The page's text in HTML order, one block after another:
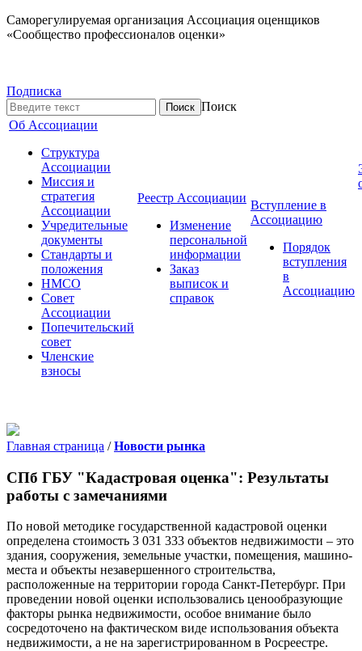
Саморегулируемая организация Ассоциация оценщиков
«Сообщество профессионалов оценки»
Подписка
Поиск
Об Ассоциации
Структура
Ассоциации
Миссия и
стратегия
Ассоциации
Учредительные
документы
Стандарты и
положения
НМСО
Совет
Ассоциации
Попечительский
совет
Членские
взносы
Реестр Ассоциации
Изменение
персональной
информации
Заказ
выписок и
справок
Вступление в
Ассоциацию
Порядок
вступления
в
Ассоциацию
Главная страница / Новости рынка
СПб ГБУ "Кадастровая оценка": Результаты
работы с замечаниями
По новой методике государственной кадастровой оценки
определена стоимость 3 031 333 объектов недвижимости – это
здания, сооружения, земельные участки, помещения, машино-
места и объекты незавершенного строительства,
расположенные на территории города Санкт-Петербург. При
проведении новой оценки использовались ценообразующие
факторы рынка недвижимости, особое внимание было
сосредоточено на фактическом виде использования объекта
недвижимости, а не на зарегистрированном в Росреестре.